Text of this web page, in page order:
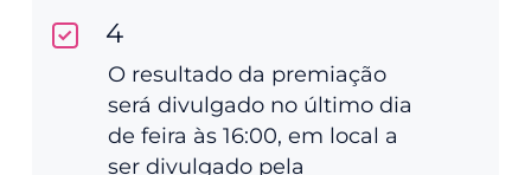
4
O resultado da premiação
será divulgado no último dia
de feira às 16:00, em local a
ser divulgado pela